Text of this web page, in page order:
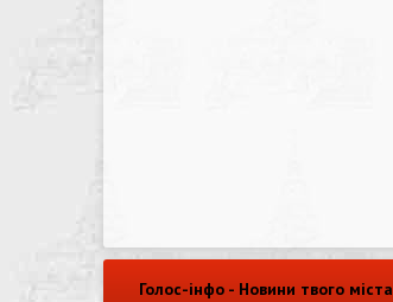
Голос-інфо - Новини твого міста